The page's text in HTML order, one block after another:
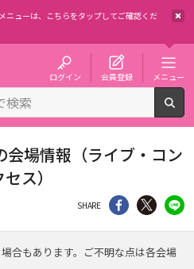
ューは、
こちらをタップしてご確認くだ
ログイン 会員登録 メニュー
場情報（ライブ・コン
ス）
SHARE シェア Twitter
合もあります。ご不明な点は各会場